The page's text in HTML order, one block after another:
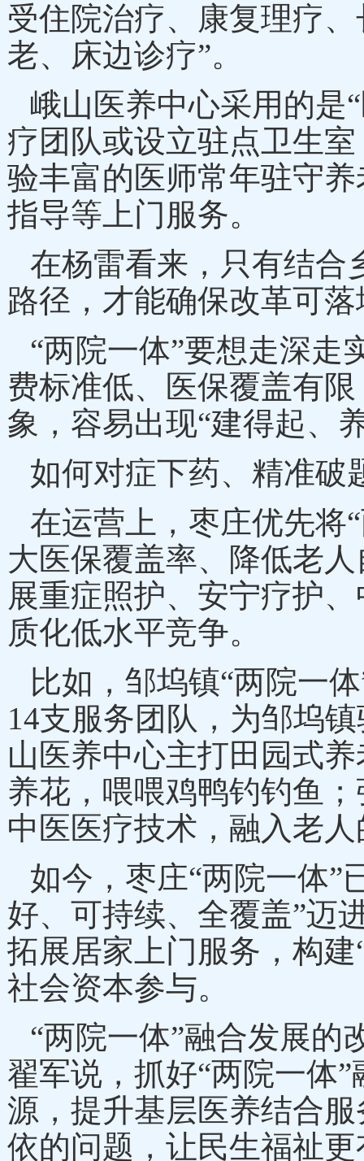
受住院治疗、康复理疗
老、床边诊疗”。
峨山医养中心采用的是
疗团队或设立驻点卫生
验丰富的医师常年驻守
指导等上门服务。
在杨雷看来，只有结合
路径，才能确保改革可
“两院一体”要想走深走
费标准低、医保覆盖有
象，容易出现“建得起、
如何对症下药、精准破
在运营上，枣庄优先将
大医保覆盖率、降低老
展重症照护、安宁疗护
质化低水平竞争。
比如，邹坞镇“两院一
14支服务团队，为邹坞
山医养中心主打田园式
养花，喂喂鸡鸭钓钓鱼
中医医疗技术，融入老
如今，枣庄“两院一体
好、可持续、全覆盖”迈
拓展居家上门服务，构
社会资本参与。
“两院一体”融合发展的
翟军说，抓好“两院一体
源，提升基层医养结合
依的问题，让民生福祉